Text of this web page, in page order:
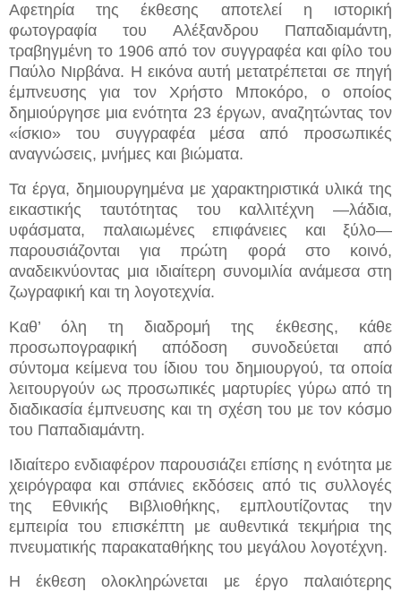
Αφετηρία της έκθεσης αποτελεί η ιστορική
φωτογραφία του Αλέξανδρου Παπαδιαμάντη,
τραβηγμένη το 1906 από τον συγγραφέα και φίλο του
Παύλο Νιρβάνα. Η εικόνα αυτή μετατρέπεται σε πηγή
έμπνευσης για τον Χρήστο Μποκόρο, ο οποίος
δημιούργησε μια ενότητα 23 έργων, αναζητώντας τον
«ίσκιο» του συγγραφέα μέσα από προσωπικές
αναγνώσεις, μνήμες και βιώματα.
Τα έργα, δημιουργημένα με χαρακτηριστικά υλικά της
εικαστικής ταυτότητας του καλλιτέχνη —λάδια,
υφάσματα, παλαιωμένες επιφάνειες και ξύλο—
παρουσιάζονται για πρώτη φορά στο κοινό,
αναδεικνύοντας μια ιδιαίτερη συνομιλία ανάμεσα στη
ζωγραφική και τη λογοτεχνία.
Καθ’ όλη τη διαδρομή της έκθεσης, κάθε
προσωπογραφική απόδοση συνοδεύεται από
σύντομα κείμενα του ίδιου του δημιουργού, τα οποία
λειτουργούν ως προσωπικές μαρτυρίες γύρω από τη
διαδικασία έμπνευσης και τη σχέση του με τον κόσμο
του Παπαδιαμάντη.
Ιδιαίτερο ενδιαφέρον παρουσιάζει επίσης η ενότητα με
χειρόγραφα και σπάνιες εκδόσεις από τις συλλογές
της Εθνικής Βιβλιοθήκης, εμπλουτίζοντας την
εμπειρία του επισκέπτη με αυθεντικά τεκμήρια της
πνευματικής παρακαταθήκης του μεγάλου λογοτέχνη.
Η έκθεση ολοκληρώνεται με έργο παλαιότερης